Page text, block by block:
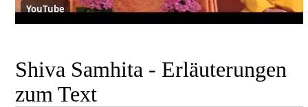
YouTube
Shiva Samhita - Erläuterungen
zum Text